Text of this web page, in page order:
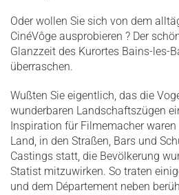
Oder wollen Sie sich von dem
CinéVôge ausprobieren ? Der
Glanzzeit des Kurortes Bains-les-
überraschen.
Wußten Sie eigentlich, das die
wunderbaren Landschaftszügen
Inspiration für Filmemacher
Land, in den Straßen, Bars und
Castings statt, die Bevölkerung
Statist mitzuwirken. So traten
und dem Département neben